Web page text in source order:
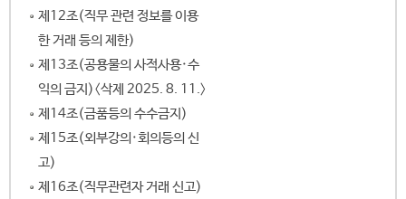
제12조(직무 관련 정보를 이용
한 거래 등의 제한)
제13조(공용물의 사적사용·수
익의 금지)〈삭제 2025. 8. 11.〉
제14조(금품등의 수수금지)
제15조(외부강의·회의등의 신
고)
제16조(직무관련자 거래 신고)